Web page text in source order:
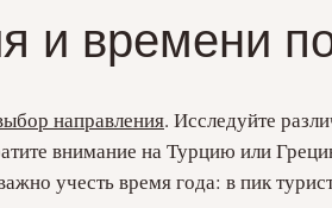
и времени
направления. Исследуйте
внимание на Турцию или
учесть время года: в пик